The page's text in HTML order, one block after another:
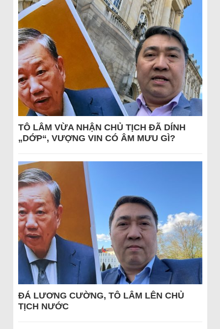
TÔ LÂM VỪA NHẬN CHỦ TỊCH ĐÃ DÍNH
„DỚP“, VƯỢNG VIN CÓ ÂM MƯU GÌ?
ĐÁ LƯƠNG CƯỜNG, TÔ LÂM LÊN CHỦ
TỊCH NƯỚC